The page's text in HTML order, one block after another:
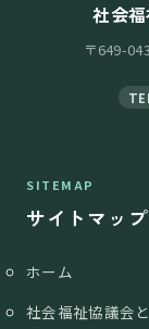
社会
〒649-
SITEMAP
サイトマップ
ホーム
社会福祉協議会